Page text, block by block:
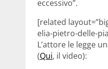
eccessivo”.
[related
elia-pietro-delle-
L’attore le legge
(Qui, il video):